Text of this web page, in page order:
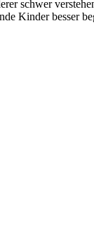
schwer
Kinder besser